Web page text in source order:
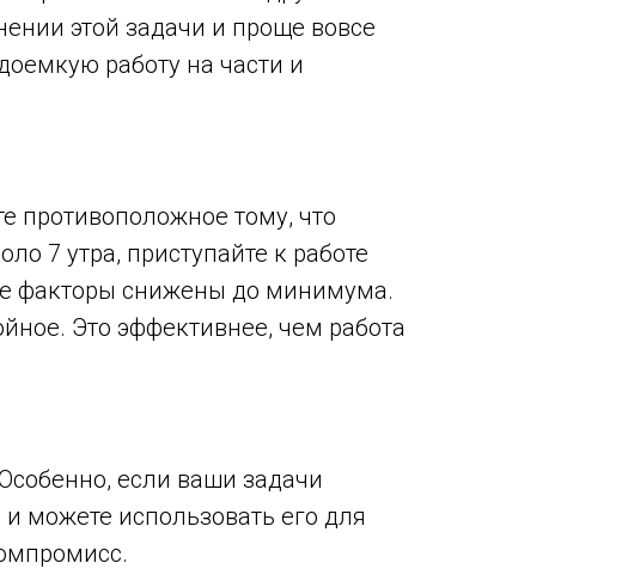
этой задачи и проще вовсе
работу на части и
противоположное тому, что
7 утра, приступайте к работе
факторы снижены до минимума.
Это эффективнее, чем работа
если ваши задачи
можете использовать его для